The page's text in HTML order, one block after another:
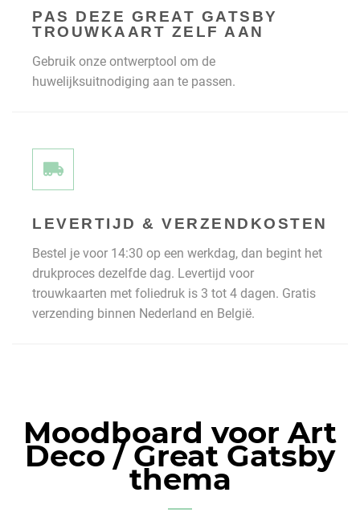
PAS DEZE GREAT GATSBY
TROUWKAART ZELF AAN
Gebruik onze ontwerptool om de
huwelijksuitnodiging aan te passen.
LEVERTIJD & VERZENDKOSTEN
Bestel je voor 14:30 op een werkdag, dan begint het
drukproces dezelfde dag. Levertijd voor
trouwkaarten met foliedruk is 3 tot 4 dagen. Gratis
verzending binnen Nederland en België.
Moodboard voor Art
Deco / Great Gatsby
thema